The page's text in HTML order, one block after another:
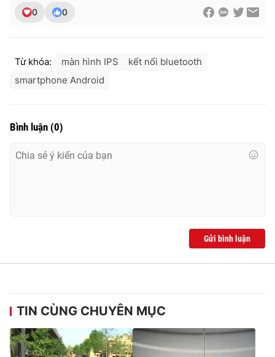
0 0
Từ khóa: màn hình IPS
kết nối bluetooth
smartphone Android
Bình luận (0)
Gửi bình luận
TIN CÙNG CHUYÊN MỤC